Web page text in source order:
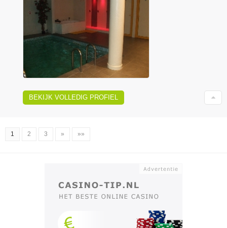
BEKIJK VOLLEDIG PROFIEL
1 2 3 » »»